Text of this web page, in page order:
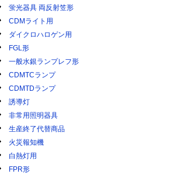
蛍光器具 両反射笠形
CDMライト用
ダイクロハロゲン用
FGL形
一般水銀ランプレフ形
CDMTCランプ
CDMTDランプ
誘導灯
非常用照明器具
生産終了代替商品
火災報知機
白熱灯用
FPR形